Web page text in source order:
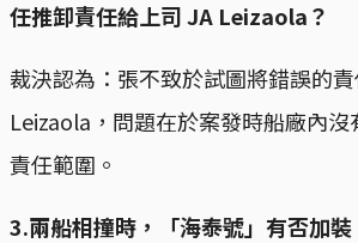
任推卸責任給上司 JA Leizaola？
裁決認為：張不致於試圖將錯誤的
Leizaola，問題在於案發時船廠內
責任範圍。
3.兩船相撞時，「海泰號」有否加